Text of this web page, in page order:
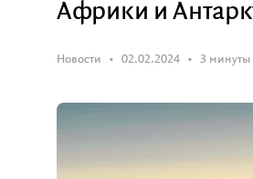
влюбленными в
Африки и
Новости 02.02.2024 3 минуты